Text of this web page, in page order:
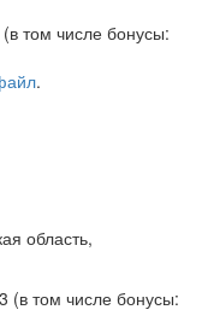
том числе бонусы:
.
область,
(в том числе бонусы: